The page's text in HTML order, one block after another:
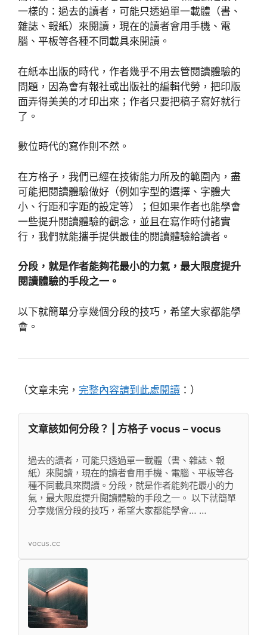
一樣的：過去的讀者，可能只透過單一載體（書、
雜誌、報紙）來閱讀，現在的讀者會用手機、電
腦、平板等各種不同載具來閱讀。
在紙本出版的時代，作者幾乎不用去管閱讀體驗的
問題，因為會有報社或出版社的編輯代勞，把印版
面弄得美美的才印出來；作者只要把稿子寫好就行
了。
數位時代的寫作則不然。
在方格子，我們已經在技術能力所及的範圍內，盡
可能把閱讀體驗做好（例如字型的選擇、字體大
小、行距和字距的設定等）；但如果作者也能學會
一些提升閱讀體驗的觀念，並且在寫作時付諸實
行，我們就能攜手提供最佳的閱讀體驗給讀者。
分段，就是作者能夠花最小的力氣，最大限度提升
閱讀體驗的手段之一。
以下就簡單分享幾個分段的技巧，希望大家都能學
會。
（文章未完， 完整內容請到此處閱讀 ：）
文章該如何分段？ | 方格子 vocus – vocus
過去的讀者，可能只透過單一載體（書、雜誌、報
紙）來閱讀，現在的讀者會用手機、電腦、平板等各
種不同載具來閱讀。分段，就是作者能夠花最小的力
氣，最大限度提升閱讀體驗的手段之一。 以下就簡單
分享幾個分段的技巧，希望大家都能學會… …
vocus.cc